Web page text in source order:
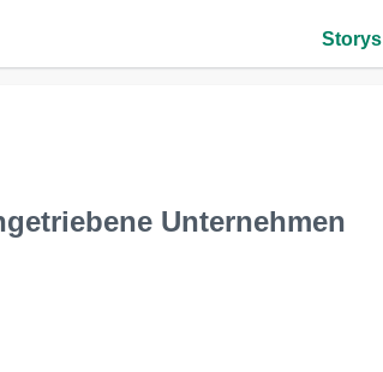
Storys
Unternehmen